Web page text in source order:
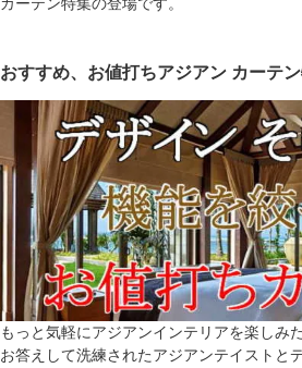
おすすめ、お値打ちアジアン カーテ
もっと気軽にアジアンインテリアを楽しみ
お答えして洗練されたアジアンテイストと